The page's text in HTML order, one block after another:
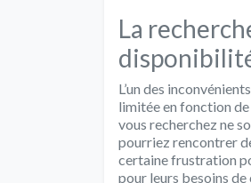
La
L’un des
limitée en fonction
vous recherchez ne
pourriez rencontrer
certaine frustration
pour leurs besoins